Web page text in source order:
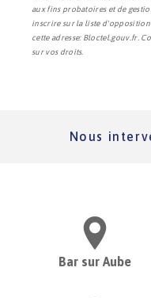
aux fins probatoires et de
inscrire sur la liste
cette adresse: Bloctel.gouv.fr.
sur vos droits.
Nous
Bar sur Aube